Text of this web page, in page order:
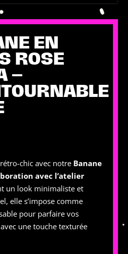
EN
ROSE
–
chic avec notre Banane
avec l’atelier
un look minimaliste et
elle s’impose comme
pour parfaire vos
une touche texturée